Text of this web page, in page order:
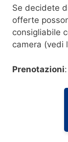
Se decidete
offerte
consigliabile
camera (vedi
Prenotazioni: